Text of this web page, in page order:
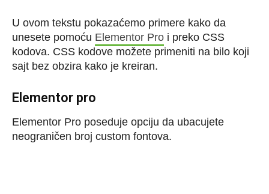
U ovom tekstu pokazaćemo primere kako da
unesete pomoću Elementor Pro i preko CSS
kodova. CSS kodove možete primeniti na bilo koji
sajt bez obzira kako je kreiran.
Elementor pro
Elementor Pro poseduje opciju da ubacujete
neograničen broj custom fontova.